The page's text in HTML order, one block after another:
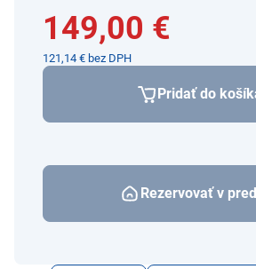
149,00 €
121,14 € bez DPH
Pridať do
Rezervovať v